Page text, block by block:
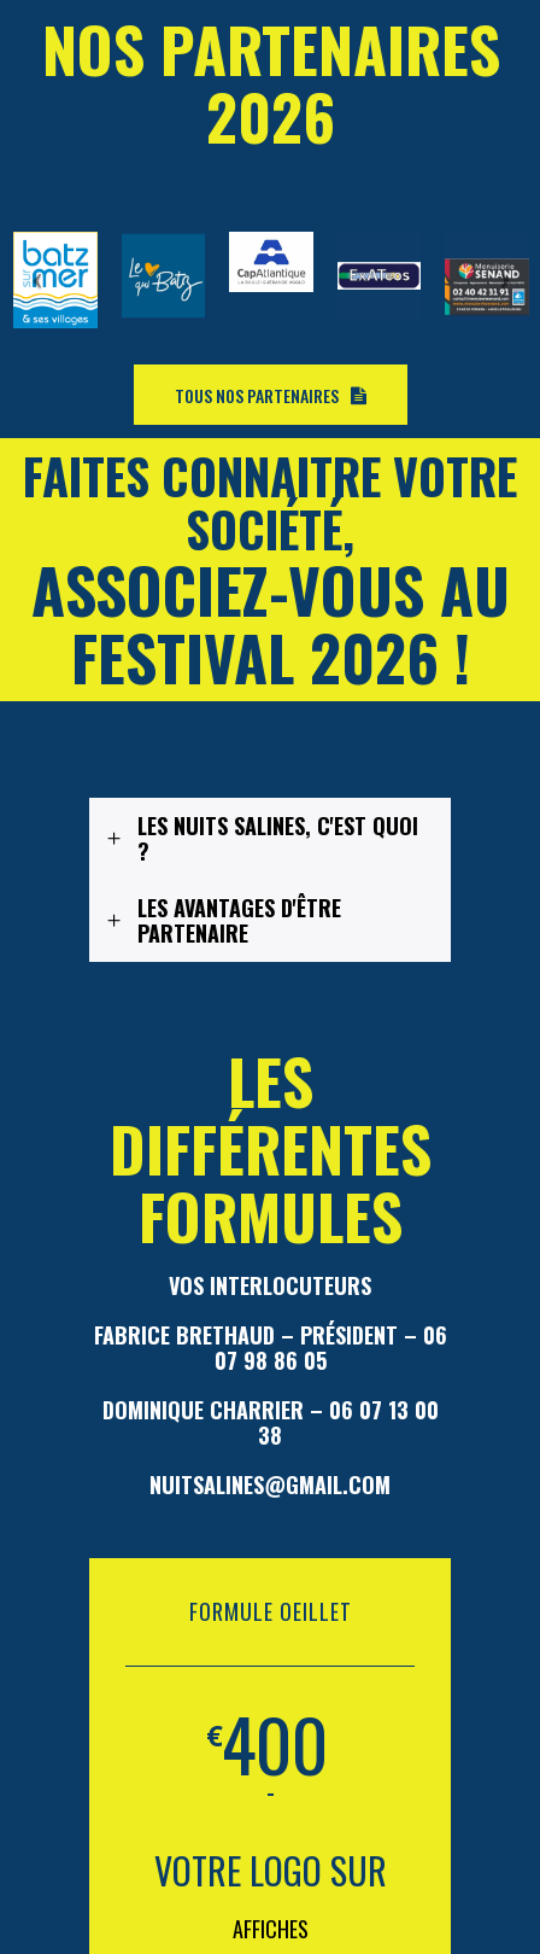
NOS PARTENAIRES
2026
TOUS NOS PARTENAIRES
FAITES CONNAITRE VOTRE
SOCIÉTÉ,
ASSOCIEZ-VOUS AU
FESTIVAL 2026 !
LES NUITS SALINES, C'EST QUOI
?
LES AVANTAGES D'ÊTRE
PARTENAIRE
LES
DIFFÉRENTES
FORMULES
VOS INTERLOCUTEURS
FABRICE BRETHAUD – PRÉSIDENT – 06
07 98 86 05
DOMINIQUE CHARRIER – 06 07 13 00
38
NUITSALINES@GMAIL.COM
FORMULE OEILLET
€400
-
VOTRE LOGO SUR
AFFICHES